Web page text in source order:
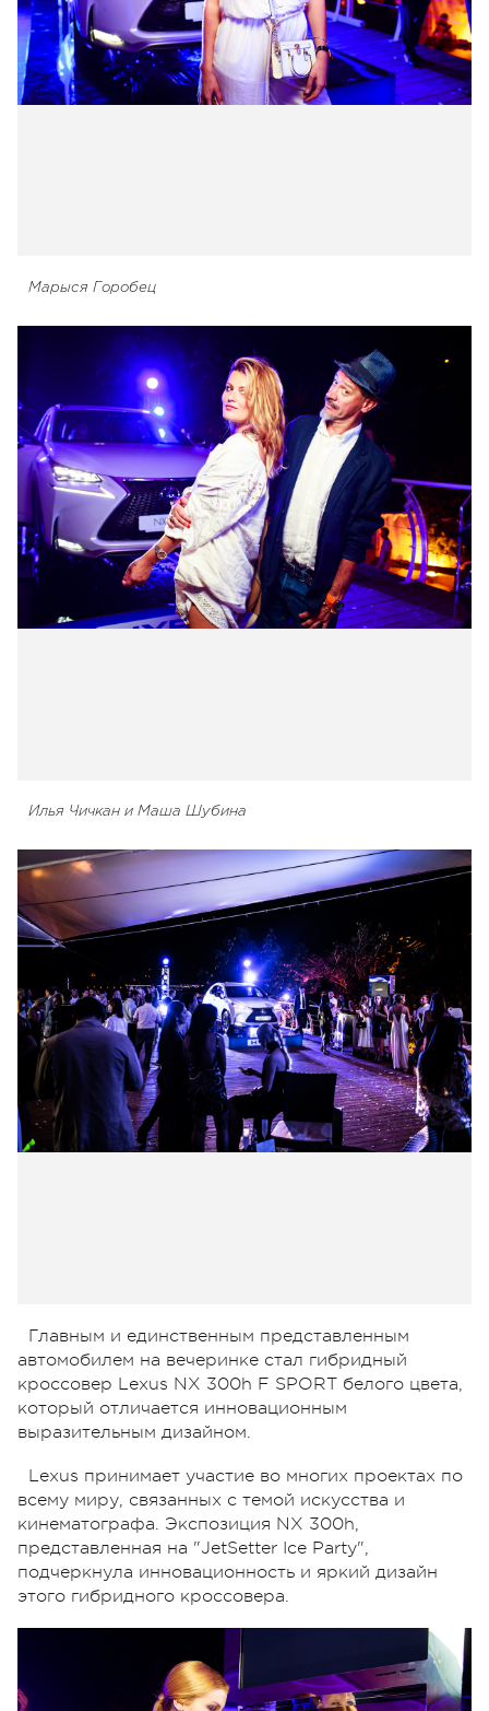
Марыся Горобец
Илья Чичкан и Маша Шубина
Главным и единственным представленным
автомобилем на вечеринке стал гибридный
кроссовер Lexus NX 300h F SPORT белого цвета,
который отличается инновационным
выразительным дизайном.
Lexus принимает участие во многих проектах по
всему миру, связанных с темой искусства и
кинематографа. Экспозиция NX 300h,
представленная на "JetSetter Ice Party",
подчеркнула инновационность и яркий дизайн
этого гибридного кроссовера.